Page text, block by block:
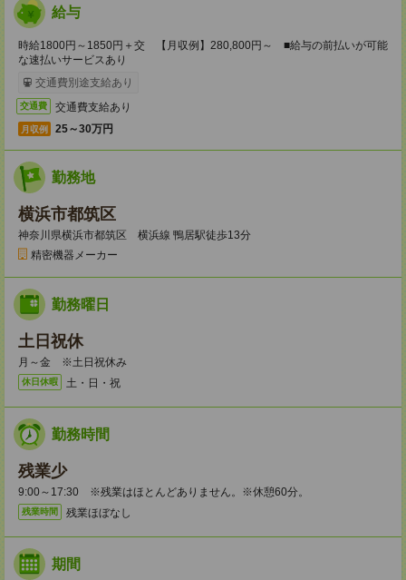
給与
時給1800円～1850円＋交 【月収例】280,800円～ ■給与の前払いが可能
な速払いサービスあり
交通費別途支給あり
交通費 交通費支給あり
月収例 25～30万円
勤務地
横浜市都筑区
神奈川県横浜市都筑区 横浜線 鴨居駅徒歩13分
精密機器メーカー
勤務曜日
土日祝休
月～金 ※土日祝休み
休日休暇 土・日・祝
勤務時間
残業少
9:00～17:30 ※残業はほとんどありません。※休憩60分。
残業時間 残業ほぼなし
期間